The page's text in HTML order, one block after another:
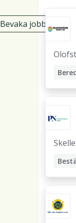
Bevaka jobb